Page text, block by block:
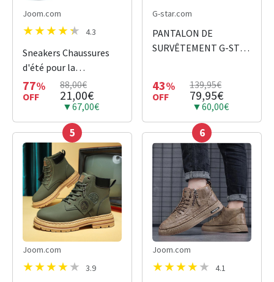
Joom.com
4.3
Sneakers Chaussures
d'été pour la
randonnée
77%
OFF
88,00€
21,00€
▼67,00€
G-star.com
PANTALON DE
SURVÊTEMENT G-STAR
43%
OFF
139,95€
79,95€
▼60,00€
5
Joom.com
3.9
6
Joom.com
4.1